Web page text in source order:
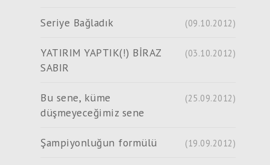
Seriye Bağladık (09.10.2012)
YATIRIM YAPTIK(!) BİRAZ
SABIR
(03.10.2012)
Bu sene, küme
düşmeyeceğimiz sene
(25.09.2012)
Şampiyonluğun formülü (19.09.2012)